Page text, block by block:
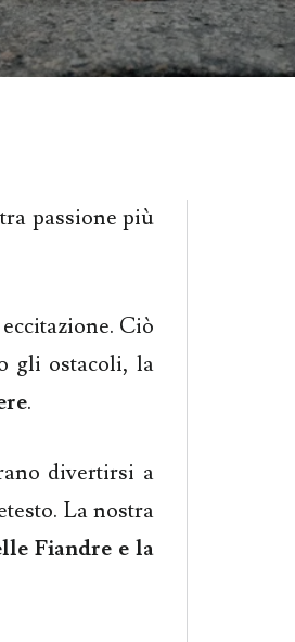
passione più
Ciò
gli ostacoli, la
.
divertirsi a
La nostra
Fiandre e la